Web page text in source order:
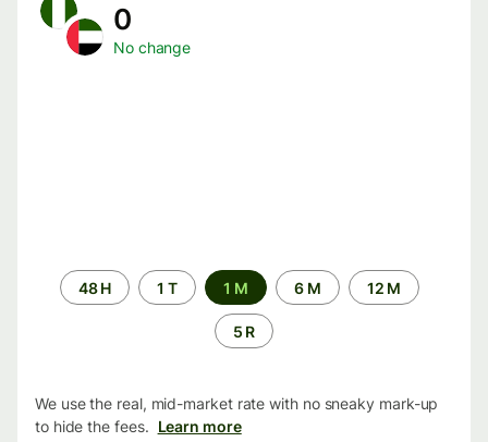
0
No change
Time
period
48 H 1 T 1 M 6 M 12 M
5 R
We use the real, mid-market rate with no sneaky mark-up
to hide the fees. Learn more